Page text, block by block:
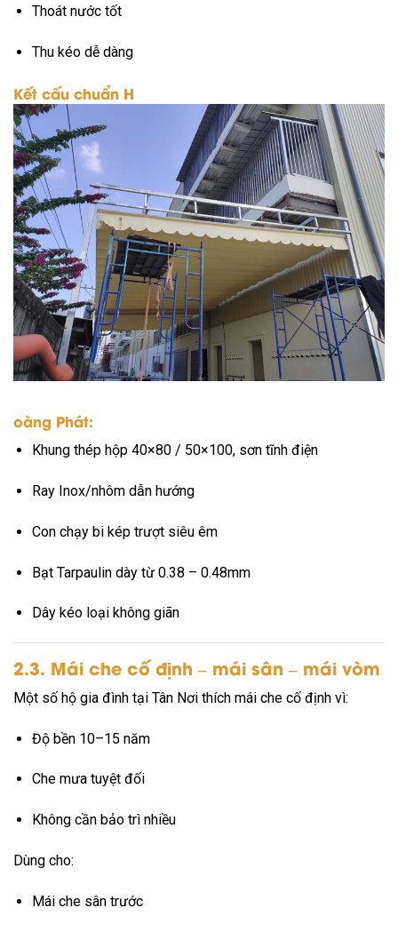
Thoát nước tốt
Thu kéo dễ dàng
Kết cấu chuẩn H
oàng Phát:
Khung thép hộp 40×80 / 50×100, sơn tĩnh điện
Ray Inox/nhôm dẫn hướng
Con chạy bi kép trượt siêu êm
Bạt Tarpaulin dày từ 0.38 – 0.48mm
Dây kéo loại không giãn
2.3. Mái che cố định – mái sân – mái vòm
Một số hộ gia đình tại Tân Nơi thích mái che cố định vì:
Độ bền 10–15 năm
Che mưa tuyệt đối
Không cần bảo trì nhiều
Dùng cho:
Mái che sân trước